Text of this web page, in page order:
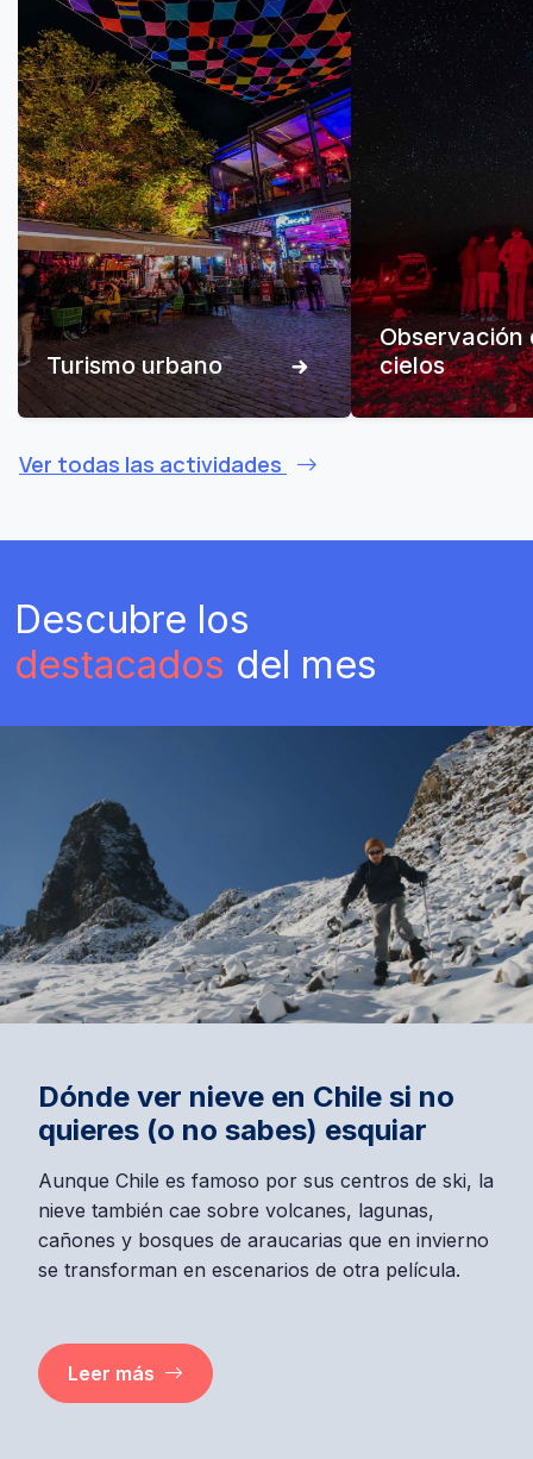
Turismo urbano
Observación
cielos
Ver todas las actividades
Descubre los
destacados del mes
Dónde ver nieve en Chile si no
quieres (o no sabes) esquiar
Aunque Chile es famoso por sus centros de ski, la
nieve también cae sobre volcanes, lagunas,
cañones y bosques de araucarias que en invierno
se transforman en escenarios de otra película.
Leer más